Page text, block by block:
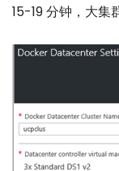
15-19 分钟，大集